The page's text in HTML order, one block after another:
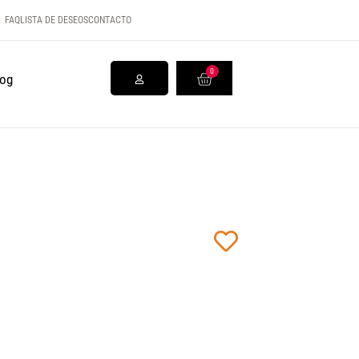
FAQLISTA DE DESEOSCONTACTO
0